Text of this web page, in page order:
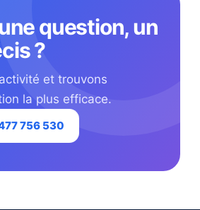
question, un
?
et trouvons
la plus efficace.
756 530